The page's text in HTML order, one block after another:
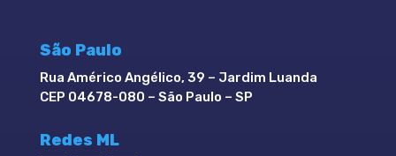
São Paulo
Rua Américo Angélico, 39 – Jardim Luanda
CEP 04678-080 – São Paulo – SP
Redes ML